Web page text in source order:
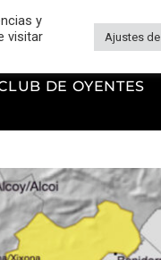
DE OYENTES
y
visitar
Ajustes